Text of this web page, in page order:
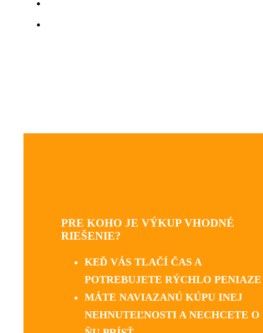
PRE KOHO JE VÝKUP VHODNÉ
RIEŠENIE?
KEĎ VÁS TLAČÍ ČAS A
POTREBUJETE RÝCHLO PENIAZE
MÁTE NAVIAZANÚ KÚPU INEJ
NEHNUTEĽNOSTI A NECHCETE O